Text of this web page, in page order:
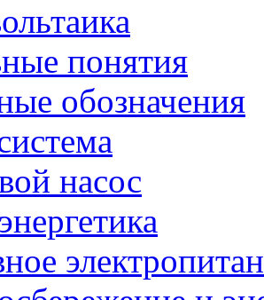
понятия
обозначения
насос